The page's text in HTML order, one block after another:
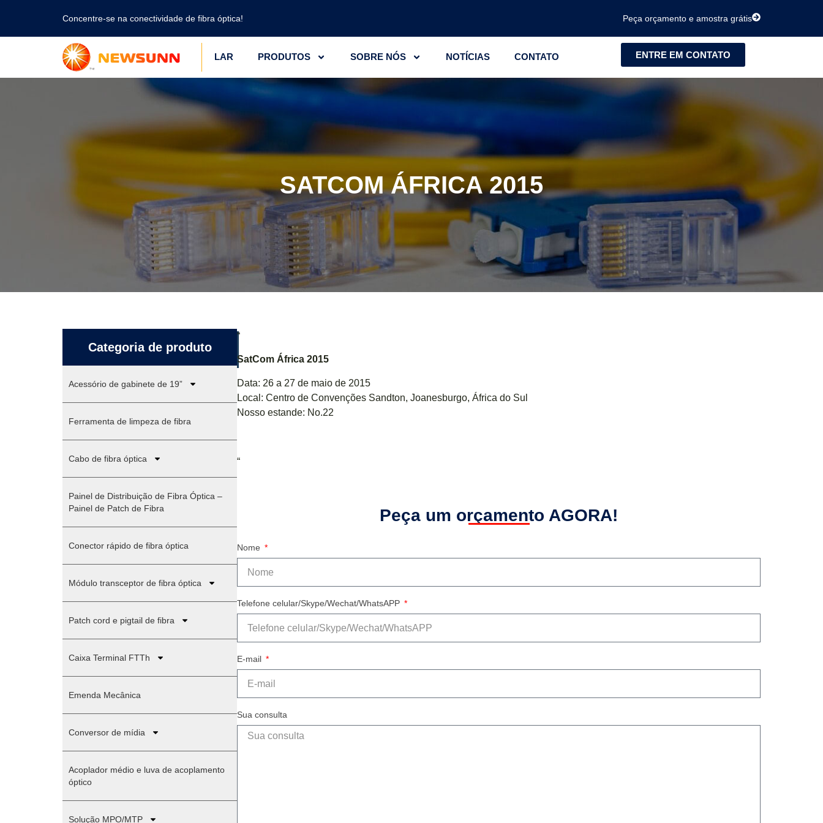
Concentre-se na conectividade de fibra óptica! Peça orçamento e amostra grátis
LAR PRODUTOS SOBRE NÓS NOTÍCIAS CONTATO ENTRE EM CONTATO
SATCOM ÁFRICA 2015
Categoria de produto
Acessório de gabinete de 19”
Ferramenta de limpeza de fibra
Cabo de fibra óptica
Painel de Distribuição de Fibra Óptica –
Painel de Patch de Fibra
Conector rápido de fibra óptica
Módulo transceptor de fibra óptica
Patch cord e pigtail de fibra
Caixa Terminal FTTh
Emenda Mecânica
Conversor de mídia
Acoplador médio e luva de acoplamento
óptico
Solução MPO/MTP
“
SatCom África 2015
Data: 26 a 27 de maio de 2015
Local: Centro de Convenções Sandton, Joanesburgo, África do Sul
Nosso estande: No.22
“
Peça um orçamento AGORA!
Nome
Telefone celular/Skype/Wechat/WhatsAPP
E-mail
Sua consulta